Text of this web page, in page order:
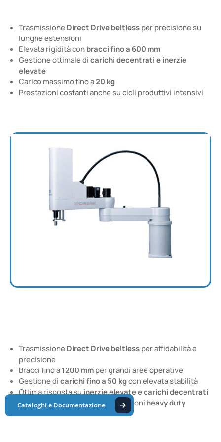
SCARA per aree di lavoro estese e carichi dinamici
TrasmissioneDirect Drive beltlessper precisione su
lunghe estensioni
Elevata rigidità conbracci fino a 600 mm
Gestione ottimale dicarichi decentrati e inerzie
elevate
Carico massimo fino a20 kg
Prestazioni costanti anche su cicli produttivi intensivi
SCARA heavy duty per carichi elevati
TrasmissioneDirect Drive beltlessper affidabilità e
precisione
Bracci fino a1200 mmper grandi aree operative
Gestione dicarichi fino a 50 kgcon elevata stabilità
Ottima risposta suinerzie elevate e carichi decentrati
Ideali per cicli continui e applicazioni heavy duty
Cataloghi e Documentazione